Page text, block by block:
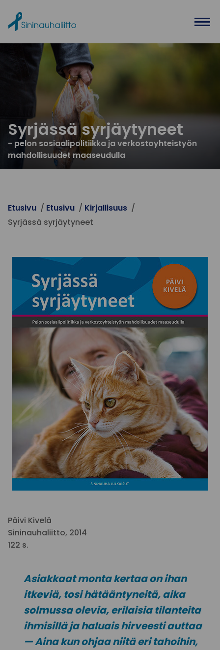
Syrjässä syrjäytyneet
- pelon sosiaalipolitiikka ja verkostoyhteistyön
mahdollisuudet maaseudulla
Etusivu Etusivu
Kirjallisuus
Syrjässä syrjäytyneet
Päivi Kivelä
Sininauhaliitto, 2014
122 s.
Asiakkaat monta kertaa on ihan
itkeviä, tosi hätääntyneitä, aika
solmussa olevia, erilaisia tilanteita
ihmisillä ja haluais hirveesti auttaa
— Aina kun ohjaa niitä eri tahoihin,